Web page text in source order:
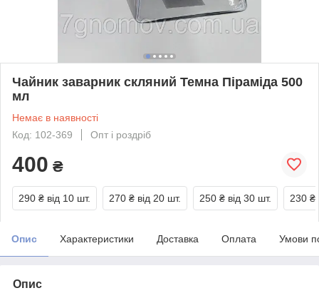
Чайник заварник скляний Темна Піраміда 500
мл
Немає в наявності
Код: 102-369
Опт і роздріб
400 ₴
290 ₴ від 10 шт. 270 ₴ від 20 шт. 250 ₴ від 30 шт. 230 ₴
Опис Характеристики Доставка Оплата Умови
Опис